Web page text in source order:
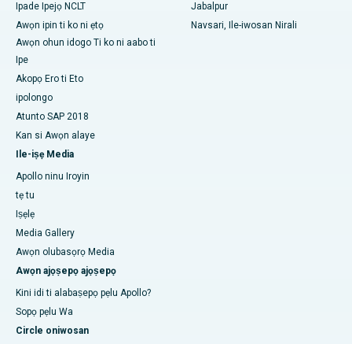
Ipade Ipejọ NCLT
Awọn ipin ti ko ni ẹtọ
Awọn ohun idogo Ti ko ni aabo ti
Ipe
Akopọ Ero ti Eto
ipolongo
Atunto SAP 2018
Kan si Awọn alaye
Ile-iṣẹ Media
Apollo ninu Iroyin
tẹ tu
Iṣẹlẹ
Media Gallery
Awọn olubasọrọ Media
Awọn ajọṣepọ ajọṣepọ
Kini idi ti alabaṣepọ pẹlu Apollo?
Sopọ pẹlu Wa
Circle oniwosan
Jabalpur
Navsari, Ile-iwosan Nirali